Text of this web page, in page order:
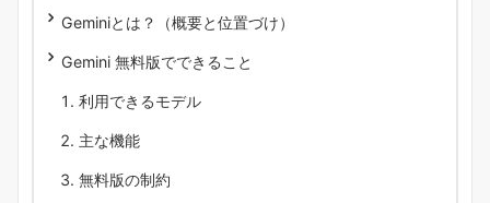
Geminiとは？（概要と位置づけ）
Gemini 無料版でできること
利用できるモデル
主な機能
無料版の制約